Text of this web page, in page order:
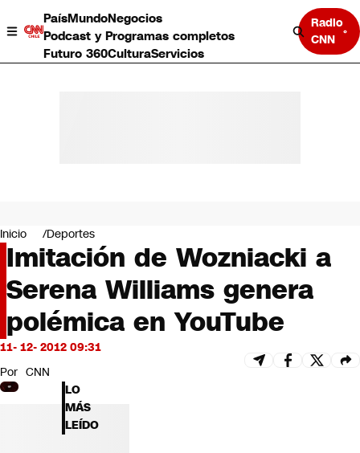
PaísMundoNegocios
Podcast y Programas completos
Futuro 360CulturaServicios
Radio
CNN
Negocios
Deportes
Programas completos
Cultura
Servicios
Bits
CNN tiempo
Futuro 360
Opinión
Inicio Deportes
Imitación de Wozniacki a
Serena Williams genera
polémica en YouTube
11- 12- 2012 09:31
Por CNN
LO
MÁS
LEÍDO